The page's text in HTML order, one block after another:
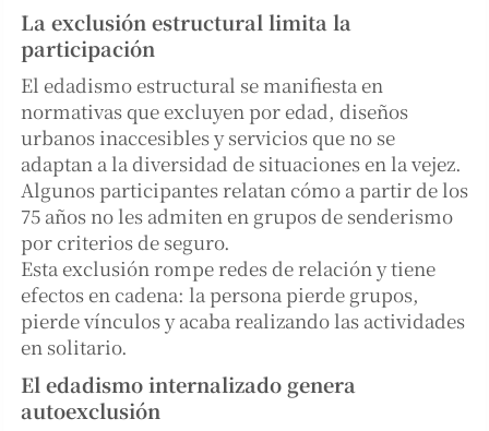
La exclusión estructural limita la
participación
El edadismo estructural se manifiesta en
normativas que excluyen por edad, diseños
urbanos inaccesibles y servicios que no se
adaptan a la diversidad de situaciones en la vejez.
Algunos participantes relatan cómo a partir de los
75 años no les admiten en grupos de senderismo
por criterios de seguro.
Esta exclusión rompe redes de relación y tiene
efectos en cadena: la persona pierde grupos,
pierde vínculos y acaba realizando las actividades
en solitario.
El edadismo internalizado genera
autoexclusión